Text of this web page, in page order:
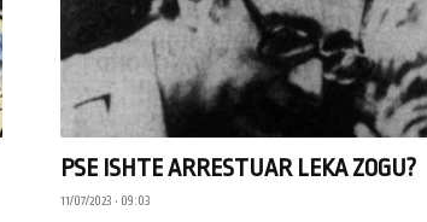
PSE ISHTE ARRESTUAR LEKA ZOGU?
11/07/2023 • 09:03